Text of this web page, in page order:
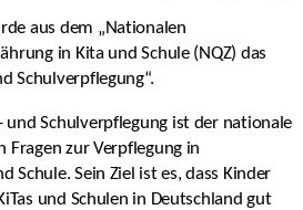
aus dem „Nationalen
in Kita und Schule (NQZ) das
Schulverpflegung“.
und Schulverpflegung ist der nationale
Fragen zur Verpflegung in
Schule. Sein Ziel ist es, dass Kinder
und Schulen in Deutschland gut